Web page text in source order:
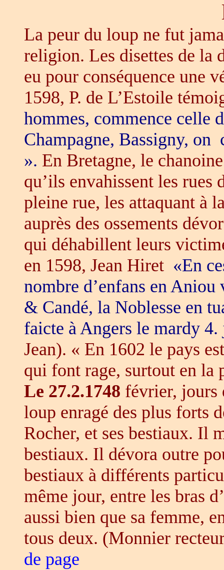
La peur du loup ne fut
religion. Les disettes de la
eu pour conséquence une
1598, P. de L’Estoile
hommes, commence celle
Champagne, Bassigny, on
». En Bretagne, le
qu’ils envahissent les rues
pleine rue, les attaquant à
auprès des ossements
qui déhabillent leurs
en 1598, Jean Hiret «En
nombre d’enfans en Aniou
& Candé, la Noblesse en
faicte à Angers le mardy 4.
Jean). « En 1602 le pays
qui font rage, surtout en la
Le 27.2.1748 février, jours
loup enragé des plus forts
Rocher, et ses bestiaux. Il
bestiaux. Il dévora outre
bestiaux à différents
même jour, entre les bras
aussi bien que sa femme,
tous deux. (Monnier
de page